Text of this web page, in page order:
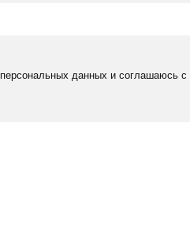
данных и соглашаюсь